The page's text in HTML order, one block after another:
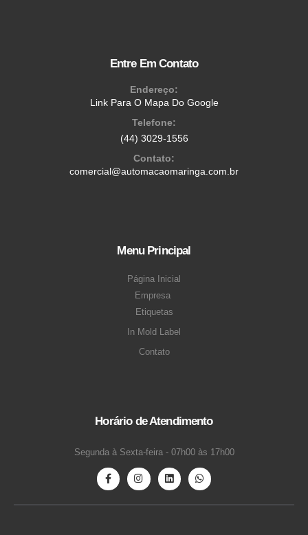
Entre Em Contato
Endereço:
Link Para O Mapa Do Google
Telefone:
(44) 3029-1556
Contato:
comercial@automacaomaringa.com.br
Menu Principal
Página Inicial
Empresa
Etiquetas
In Mold Label
Contato
Horário de Atendimento
Segunda à Sexta-feira - 07h00 às 17h00